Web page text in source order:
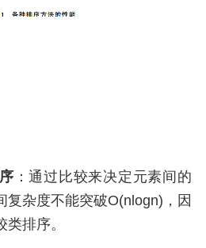
：通过比较来决定元素间的
复杂度不能突破O(nlogn)，因
排序。